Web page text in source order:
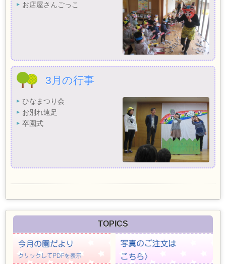
お店屋さんごっこ
3月の行事
ひなまつり会
お別れ遠足
卒園式
TOPICS